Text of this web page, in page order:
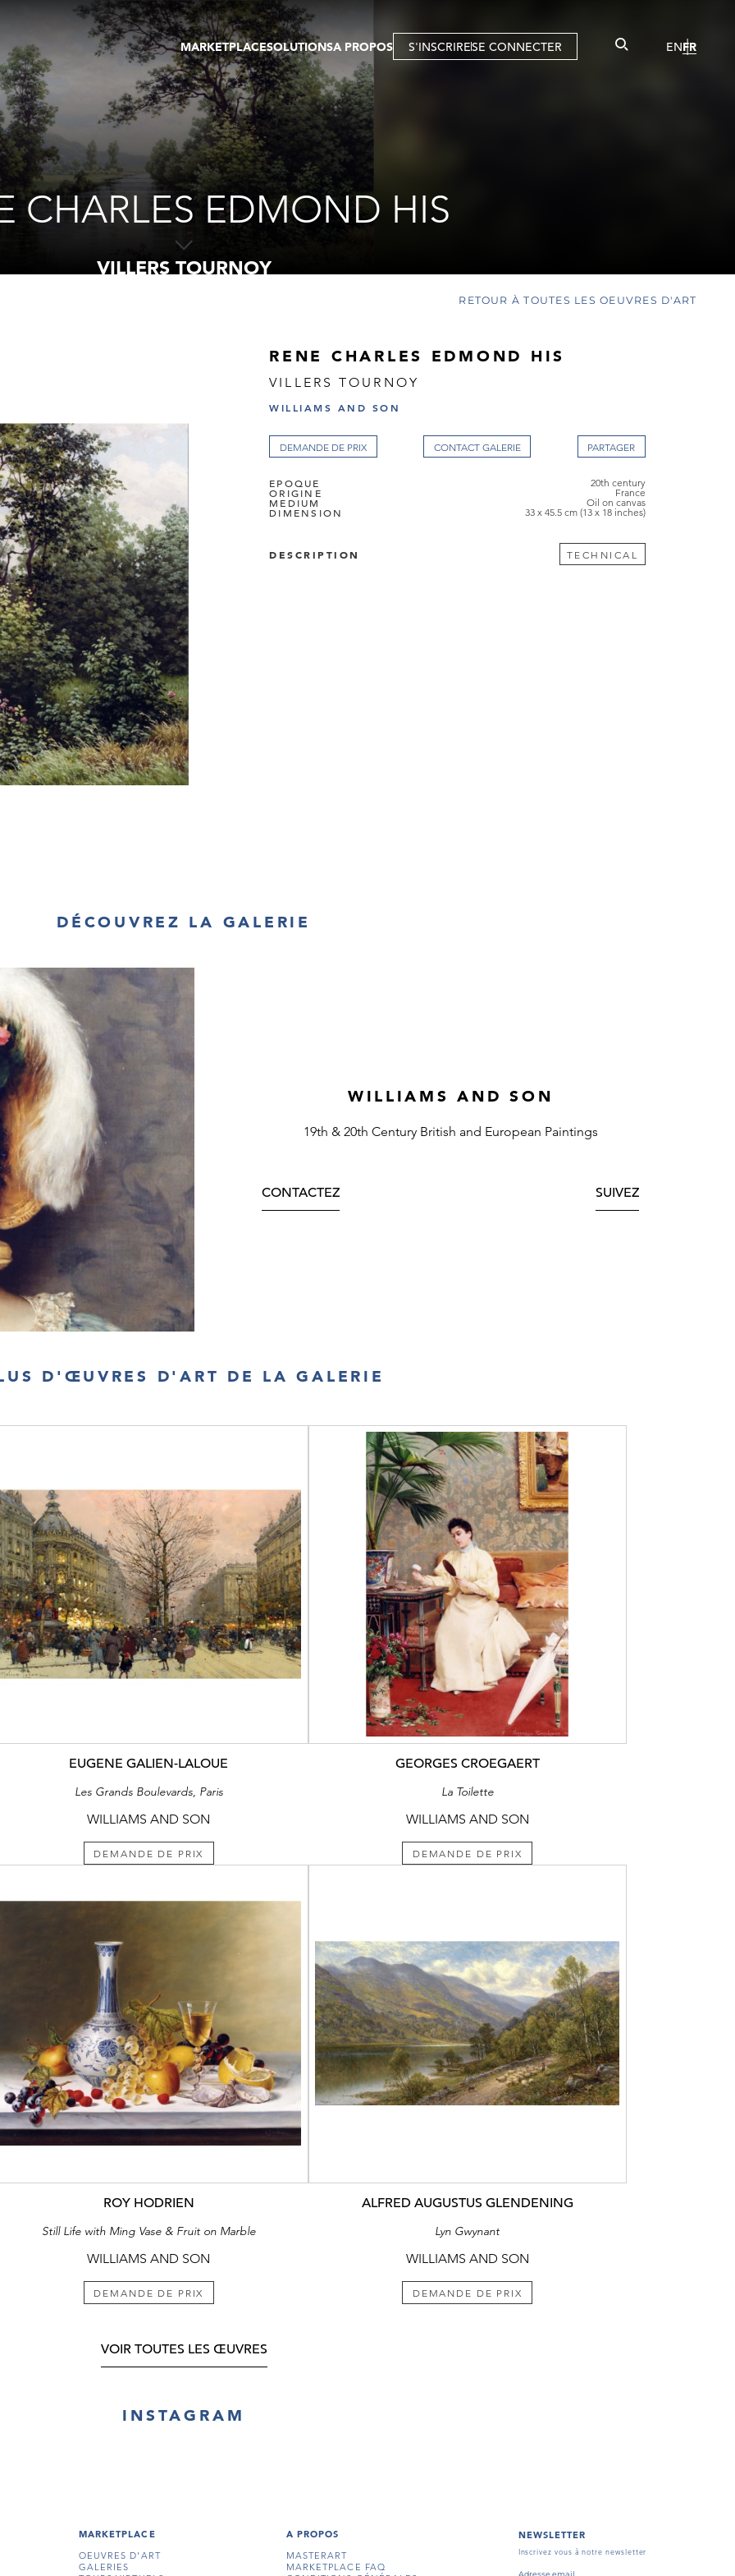
MARKETPLACE
OEUVRES D'ART
GALERIES
TOURS VIRTUELS
PUBLICATIONS
EVENTS
SOLUTIONS
GALERIE
FOIRE
ARTISTE
MEMBRE
TOUR VIRTUEL
ENCHÈRES
A PROPOS S'INSCRIRESE CONNECTER ENFR
CHARLES EDMOND HIS
VILLERS TOURNOY
RETOUR À TOUTES LES OEUVRES D'ART
RENE CHARLES EDMOND HIS
VILLERS TOURNOY
WILLIAMS AND SON
DEMANDE DE PRIX CONTACT GALERIE
EPOQUE 20th century
ORIGINE France
MEDIUM Oil on canvas
DIMENSION 33 x 45.5 cm (13 x 18 inches)
DESCRIPTION TECHNICAL
DÉCOUVREZ LA GALERIE
WILLIAMS AND SON
19th & 20th Century British and European Paintings
CONTACTEZ SUIVEZ
D'ŒUVRES D'ART DE LA GALERIE
EUGENE GALIEN-LALOUE
Les Grands Boulevards, Paris
WILLIAMS AND SON
DEMANDE DE PRIX
GEORGES CROEGAERT
La Toilette
WILLIAMS AND SON
DEMANDE DE PRIX
ROY HODRIEN
Still Life with Ming Vase & Fruit on Marble
WILLIAMS AND SON
DEMANDE DE PRIX
ALFRED AUGUSTUS GLENDENING
Lyn Gwynant
WILLIAMS AND SON
DEMANDE DE PRIX
VOIR TOUTES LES ŒUVRES
INSTAGRAM
MARKETPLACE
OEUVRES D'ART
GALERIES
A PROPOS
MASTERART
MARKETPLACE FAQ
NEWSLETTER
Inscrivez vous à notre newsletter